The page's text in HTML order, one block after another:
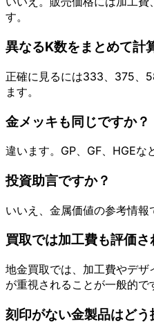
す。
異なるK数をまとめて計
正確に見るには333、375、
ます。
金メッキも同じですか？
違います。GP、GF、HGEな
投資助言ですか？
いいえ、金属価値の参考情報
買取では加工費も評価さ
地金買取では、加工費やデ
が重視されることが一般的で
刻印がない金製品はどう